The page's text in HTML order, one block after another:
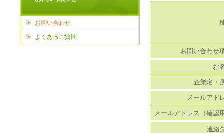
お問い合わせ
よくあるご質問
お問い合わせ
お
企業名・
メールアド
メールアドレス（確認
連絡